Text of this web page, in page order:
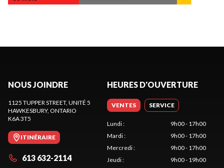
NOUS JOINDRE
1125 TUPPER STREET, UNITÉ 5
HAWKESBURY, ONTARIO
K6A 3T5
ITINÉRAIRE
613 632-2114
HEURES D'OUVERTURE
VENTES SERVICE
Lundi:
9h00 - 17h00
Mardi:
9h00 - 17h00
Mercredi:
9h00 - 17h00
Jeudi: 9h00 - 19h00